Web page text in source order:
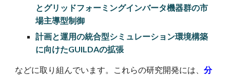
とグリッドフォーミングインバータ機器群の市
場主導型制御
計画と運用の統合型シミュレーション環境構築
に向けたGUILDAの拡張
などに取り組んでいます。これらの研究開発には、分